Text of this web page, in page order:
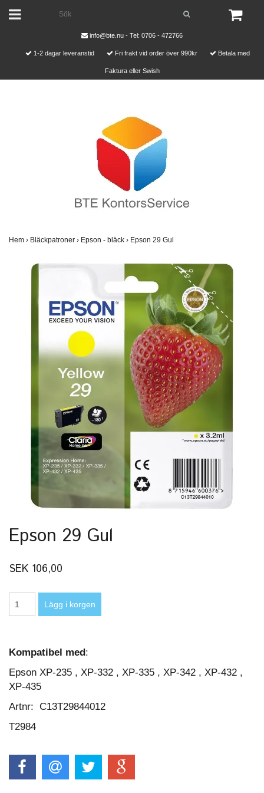
info@bte.nu - Tel: 0706 - 472766
1-2 dagar leveranstid Fri frakt vid order över 990kr Betala med
Faktura eller Swish
Hem › Bläckpatroner › Epson - bläck › Epson 29 Gul
Epson 29 Gul
SEK 106,00
Kompatibel med:
Epson XP-235 , XP-332 , XP-335 , XP-342 , XP-432 ,
XP-435
Artnr: C13T29844012
T2984